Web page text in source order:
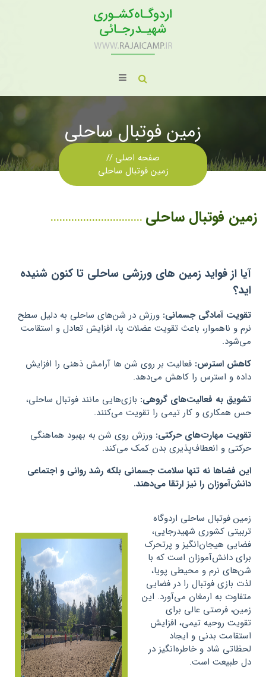
زمین فوتبال ساحلی
صفحه اصلی
زمین فوتبال ساحلی
زمین فوتبال ساحلی ...............................
آیا از فواید زمین های ورزشی ساحلی تا کنون شنیده
اید؟
تقویت آمادگی جسمانی: ورزش در شن‌های ساحلی به دلیل سطح
نرم و ناهموار، باعث تقویت عضلات پا، افزایش تعادل و استقامت
می‌شود.
کاهش استرس: فعالیت بر روی شن ها آرامش ذهنی را افزایش
داده و استرس را کاهش می‌دهد.
تشویق به فعالیت‌های گروهی: بازی‌هایی مانند فوتبال ساحلی،
حس همکاری و کار تیمی را تقویت می‌کنند.
تقویت مهارت‌های حرکتی: ورزش روی شن به بهبود هماهنگی
حرکتی و انعطاف‌پذیری بدن کمک می‌کند.
این فضاها نه تنها سلامت جسمانی بلکه رشد روانی و اجتماعی
دانش‌آموزان را نیز ارتقا می‌دهند.
زمین فوتبال ساحلی اردوگاه
تربیتی کشوری شهیدرجایی،
فضایی هیجان‌انگیز و پرتحرک
برای دانش‌آموزان است که با
شن‌های نرم و محیطی پویا،
لذت بازی فوتبال را در فضایی
متفاوت به ارمغان می‌آورد. این
زمین، فرصتی عالی برای
تقویت روحیه تیمی، افزایش
استقامت بدنی و ایجاد
لحظاتی شاد و خاطره‌انگیز در
دل طبیعت است.
▶
◀